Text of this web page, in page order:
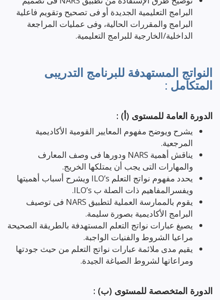
البرامج التعليمية الجديدة أو فى تصحيح وتقويم فاعلية
البرامج والمقررات الحالية، وفى عمليات المراجعة
الداخلية/الخارجية للبرامج التعليمية.
النواتج المستهدفة للبرنامج التدريبى
المتكامل :
الدورة العامة للمستوى (أ) :
يشرح ويوضح مفهوم المعايير القومية الأكاديمية
المرجعية.
يناقش أهمية NARS ودورها فى وصف المعارف
والمهارات التى يجب أن يمتلكها الخريج.
يحدد مفهوم نواتج التعلم ILO’s ويشرح أسباب أهميتها
ويفسرالمفاهيم ذات الصلة ب ILO’s.
يقوم بالممارسة العملية لتطبيق NARS فى توصيف
البرامج الأكاديمية بصورة سليمة.
يصيغ عبارات نواتج التعلم المستهدفة بالطريقة الصحيحة
مراعيا الشروط والفنيات الواجبة.
يقيم مدى ملائمة عبارات نواتج التعلم من حيث جودتها
ومراعاتها لشروط الصياغة الجيدة.
الدورة المتخصصة للمستوى (ب) :